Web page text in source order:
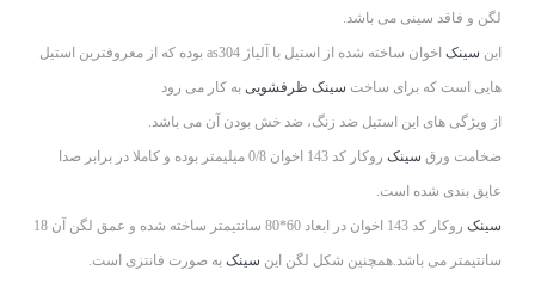
لگن و فاقد سینی می باشد.
این سینک اخوان ساخته شده از استیل با آلیاژ as304 بوده که از معروفترین استیل
هایی است که برای ساخت سینک ظرفشوییبه کار می رود
از ویژگی های این استیل ضد زنگ، ضد خش بودن آن می باشد.
ضخامت ورق سینک روکار کد 143 اخوان 0/8 میلیمتر بوده و کاملا در برابر صدا
عایق بندی شده است.
سینک روکار کد 143 اخوان در ابعاد 60*80 سانتیمتر ساخته شده و عمق لگن آن 18
سانتیمتر می باشد.همچنین شکل لگن این سینکبه صورت فانتزی است.